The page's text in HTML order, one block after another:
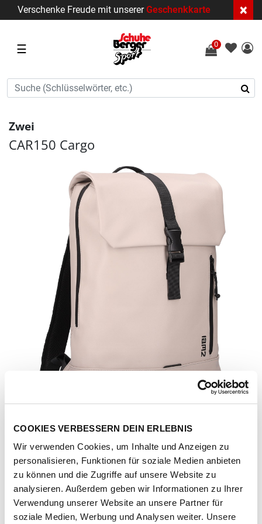
COOKIES VERBESSERN DEIN ERLEBNIS
Wir verwenden Cookies, um Inhalte und Anzeigen zu
personalisieren, Funktionen für soziale Medien anbieten
zu können und die Zugriffe auf unsere Website zu
analysieren. Außerdem geben wir Informationen zu Ihrer
Verwendung unserer Website an unsere Partner für
soziale Medien, Werbung und Analysen weiter. Unsere
Verschenke Freude mit unsererGeschenkkarte ×
☰ 0
Zwei
CAR150 Cargo
Artikel-Nr.200245-1051-1001